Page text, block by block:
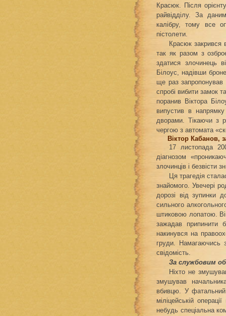
Красюк. Після
райвідділу. За
калібру, тому все
пістолети.
Красюк закрився
так як разом з
здатися злочинець
Білоус, надівши
ще раз
спробі вибити замок
поранив Віктора
випустив в
дворами. Тікаючи з
чергою з автомата
Віктор Кабанов,
17 листопада
діагнозом
злочинців і безвісти
Ця трагедія
знайомого. Увечері
дорозі від зупинки
сильного
штиковою лопатою.
зажадав припинити
накинувся на
груди. Намагаючись
свідомість.
За службовим
Ніхто не
змушував
вбивцю. У
міліцейській
небудь спеціальна